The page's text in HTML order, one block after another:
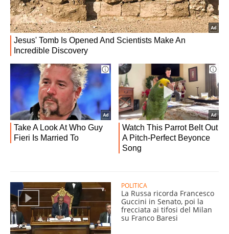
POLITICA
La Russa ricorda Francesco
Guccini in Senato, poi la
frecciata ai tifosi del Milan
su Franco Baresi